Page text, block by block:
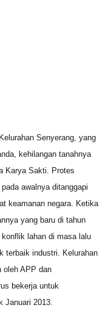
Senyerang, yang
kehilangan tanahnya
Karya Sakti. Protes
awalnya ditanggapi
keamanan negara. Ketika
yang baru di tahun
lahan di masa lalu
terbaik industri. Kelurahan
oleh APP dan
bekerja untuk
Januari 2013.